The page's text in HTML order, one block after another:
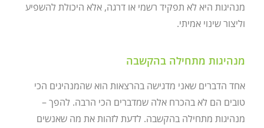
מנהיגות היא לא תפקיד רשמי או דרגה, אלא היכולת להשפיע
וליצור שינוי אמיתי.
מנהיגות מתחילה בהקשבה
אחד הדברים שאני מדגישה בהרצאות הוא שהמנהיגים הכי
טובים הם לא בהכרח אלה שמדברים הכי הרבה. להפך –
מנהיגות מתחילה בהקשבה. לדעת לזהות את מה שאנשים